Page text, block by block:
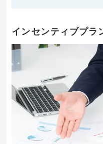
インセンティブプラ